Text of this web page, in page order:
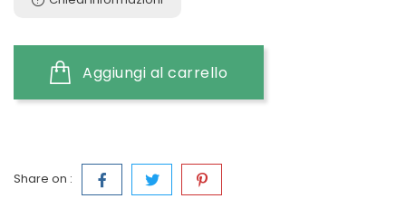
Aggiungi al carrello
Share on :